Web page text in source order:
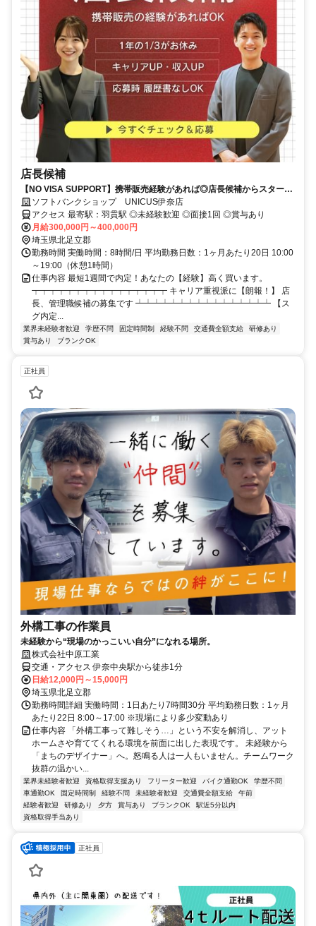
店長候補
【NO VISA SUPPORT】携帯販売経験があれば◎店長候補からスタート
【残業少なめ＆週休二日制】
ソフトバンクショップ UNICUS伊奈店
アクセス 最寄駅：羽貫駅 ◎未経験歓迎 ◎面接1回 ◎賞与あり
月給300,000円～400,000円
埼玉県北足立郡
勤務時間 実働時間：8時間/日 平均勤務日数：1ヶ月あたり20日 10:00
～19:00（休憩1時間）
仕事内容 最短1週間で内定！あなたの【経験】高く買います。
┯┯┯┯┯┯┯┯┯┯┯┯┯┯┯┯ キャリア重視派に【朗報！】 店
長、管理職候補の募集です ┷┷┷┷┷┷┷┷┷┷┷┷┷┷┷┷ 【ス
グ内定...
業界未経験者歓迎 学歴不問 固定時間制 経験不問 交通費全額支給
研修あり
賞与あり
ブランクOK
正社員
外構工事の作業員
未経験から“現場のかっこいい自分”になれる場所。
株式会社中原工業
交通・アクセス 伊奈中央駅から徒歩1分
日給12,000円～15,000円
埼玉県北足立郡
勤務時間詳細 実働時間：1日あたり7時間30分 平均勤務日数：1ヶ月
あたり22日 8:00～17:00 ※現場により多少変動あり
仕事内容 「外構工事って難しそう…」という不安を解消し、アット
ホームさや育ててくれる環境を前面に出した表現です。 未経験から
「まちのデザイナー」へ。怒鳴る人は一人もいません。チームワーク
抜群の温かい...
業界未経験者歓迎 資格取得支援あり フリーター歓迎 バイク通勤OK
学歴不問
車通勤OK
固定時間制 経験不問 未経験者歓迎 交通費全額支給
午前
経験者歓迎
研修あり 夕方 賞与あり ブランクOK
駅近5分以内
資格取得手当あり
正社員